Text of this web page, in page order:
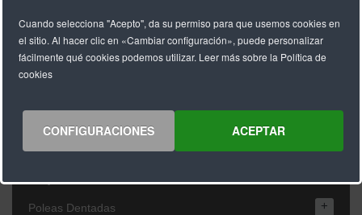
+
Correas Dentadas De Breco
Trabajos Especiales
Poleas Dentadas +
Cuando selecciona "Acepto", da su permiso para que usemos cookies en
el sitio. Al hacer clic en «Cambiar configuración», puede personalizar
fácilmente qué cookies podemos utilizar. Leer más sobre la Política de
cookies
ACEPTAR
CONFIGURACIONES